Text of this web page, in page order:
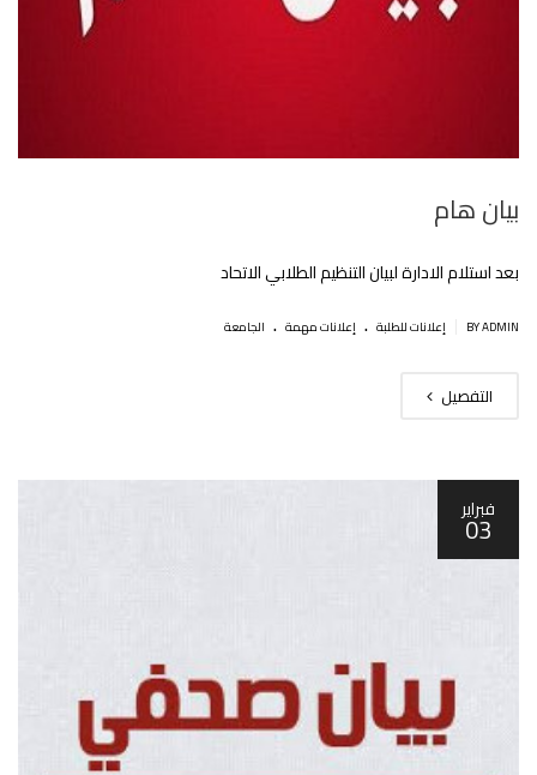
بيان هام
بعد استلام الادارة لبيان التنظيم الطلابي الاتحاد
BY ADMIN إعلانات للطلبة . إعلانات مهمة . الجامعة
التفصيل
فبراير
03